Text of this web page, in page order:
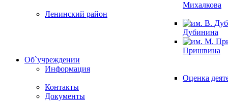
Михалкова
Ленинский район
Дубинина
Пришвина
Об`учреждении
Информация
Оценка
Контакты
Документы